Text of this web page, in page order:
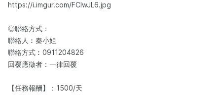
https://i.imgur.com/FClwJL6.jpg
◎聯絡方式：
聯絡人︰秦小姐
聯絡方式︰0911204826
回覆應徵者：一律回覆
【任務報酬】：1500/天